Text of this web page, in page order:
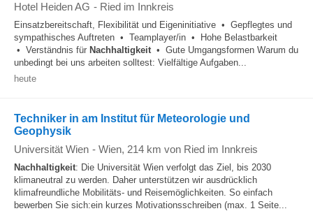
Hotel Heiden AG - Ried im Innkreis
Einsatzbereitschaft, Flexibilität und Eigeninitiative • Gepflegtes und
sympathisches Auftreten • Teamplayer/in • Hohe Belastbarkeit
• Verständnis für Nachhaltigkeit• Gute Umgangsformen Warum du
unbedingt bei uns arbeiten solltest: Vielfältige Aufgaben...
heute
Techniker in am Institut für Meteorologie und
Geophysik
Universität Wien - Wien, 214 km von Ried im Innkreis
Nachhaltigkeit: Die Universität Wien verfolgt das Ziel, bis 2030
klimaneutral zu werden. Daher unterstützen wir ausdrücklich
klimafreundliche Mobilitäts- und Reisemöglichkeiten. So einfach
bewerben Sie sich:ein kurzes Motivationsschreiben (max. 1 Seite...